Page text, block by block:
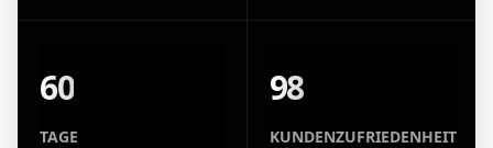
60
TAGE
98
KUNDENZUFRIEDENHEIT